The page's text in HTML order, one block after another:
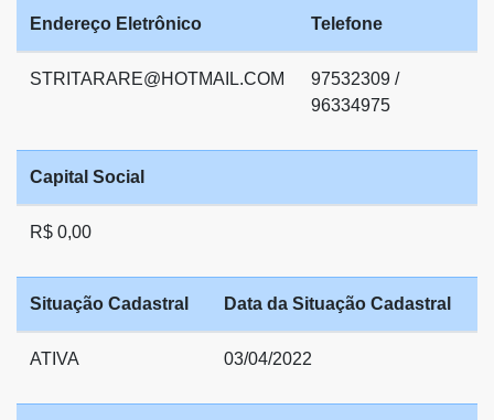
Endereço Eletrônico Telefone
STRITARARE@HOTMAIL.COM
97532309 /
96334975
Capital Social
R$ 0,00
Situação Cadastral Data da Situação Cadastral
ATIVA 03/04/2022